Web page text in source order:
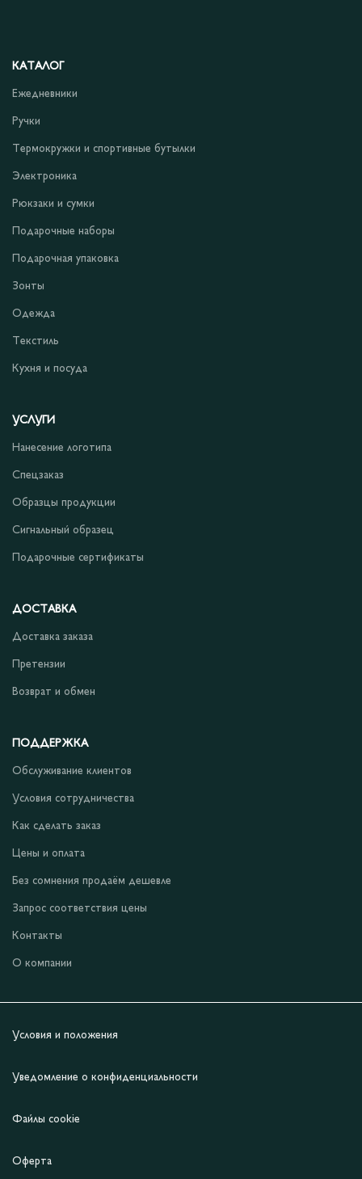
КАТАЛОГ
Ежедневники
Ручки
Термокружки и спортивные бутылки
Электроника
Рюкзаки и сумки
Подарочные наборы
Подарочная упаковка
Зонты
Одежда
Текстиль
Кухня и посуда
УСЛУГИ
Нанесение логотипа
Спецзаказ
Образцы продукции
Сигнальный образец
Подарочные сертификаты
ДОСТАВКА
Доставка заказа
Претензии
Возврат и обмен
ПОДДЕРЖКА
Обслуживание клиентов
Условия сотрудничества
Как сделать заказ
Цены и оплата
Без сомнения продаём дешевле
Запрос соответствия цены
Контакты
О компании
Условия и положения
Уведомление о конфиденциальности
Файлы cookie
Оферта